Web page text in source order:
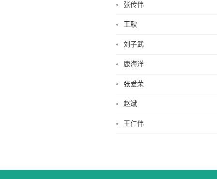
张传伟
王耿
刘子武
鹿海洋
张爱荣
赵斌
王仁伟